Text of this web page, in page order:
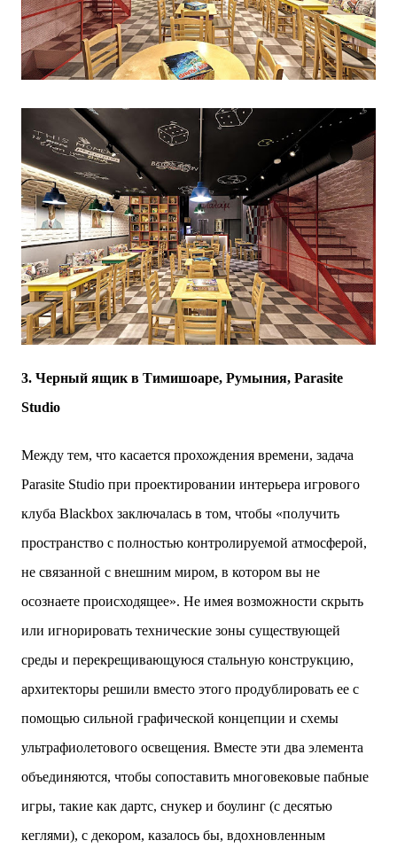
3. Черный ящик в Тимишоаре, Румыния, Parasite
Studio
Между тем, что касается прохождения времени, задача
Parasite Studio при проектировании интерьера игрового
клуба Blackbox заключалась в том, чтобы «получить
пространство с полностью контролируемой атмосферой,
не связанной с внешним миром, в котором вы не
осознаете происходящее». Не имея возможности скрыть
или игнорировать технические зоны существующей
среды и перекрещивающуюся стальную конструкцию,
архитекторы решили вместо этого продублировать ее с
помощью сильной графической концепции и схемы
ультрафиолетового освещения. Вместе эти два элемента
объединяются, чтобы сопоставить многовековые пабные
игры, такие как дартс, снукер и боулинг (с десятью
кеглями), с декором, казалось бы, вдохновленным